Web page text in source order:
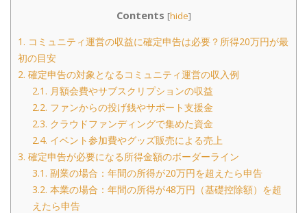
Contents [hide]
1. コミュニティ運営の収益に確定申告は必要？所得20万円が最
初の目安
2. 確定申告の対象となるコミュニティ運営の収入例
2.1. 月額会費やサブスクリプションの収益
2.2. ファンからの投げ銭やサポート支援金
2.3. クラウドファンディングで集めた資金
2.4. イベント参加費やグッズ販売による売上
3. 確定申告が必要になる所得金額のボーダーライン
3.1. 副業の場合：年間の所得が20万円を超えたら申告
3.2. 本業の場合：年間の所得が48万円（基礎控除額）を超
えたら申告